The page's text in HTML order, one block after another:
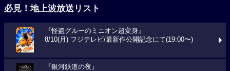
必見！地上波放送リスト
『怪盗グルーのミニオン超変身』
8/10(月) フジテレビ/最新作公開記念にて(19:00〜)
『銀河鉄道の夜』